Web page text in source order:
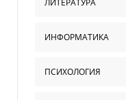
ЛИТЕРАТУРА
ИНФОРМАТИКА
ПСИХОЛОГИЯ